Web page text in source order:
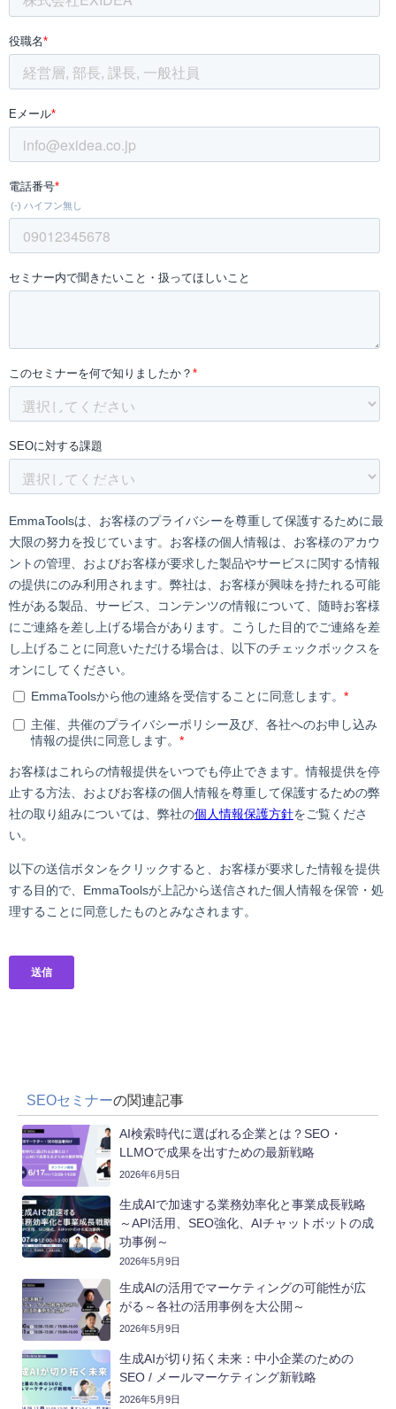
SEOセミナーの関連記事
AI検索時代に選ばれる企業とは？SEO・
LLMOで成果を出すための最新戦略
2026年6月5日
生成AIで加速する業務効率化と事業成長戦略
～API活用、SEO強化、AIチャットボットの成
功事例～
2026年5月9日
生成AIの活用でマーケティングの可能性が広
がる～各社の活用事例を大公開～
2026年5月9日
生成AIが切り拓く未来：中小企業のための
SEO / メールマーケティング新戦略
2026年5月9日